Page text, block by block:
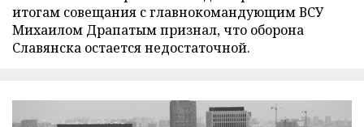
итогам совещания с главнокомандующим ВСУ
Михаилом Драпатым признал, что оборона
Славянска остается недостаточной.